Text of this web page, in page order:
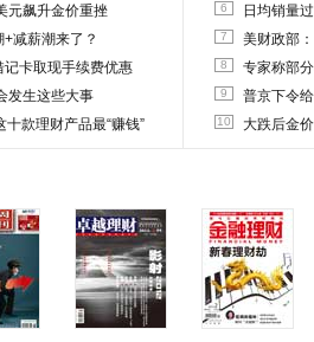
元飙升金价重挫
减薪潮来了？
卡取现手续费优惠
发生这些大事
款理财产品最“赚钱”
6 日均销量
7 美财政部
8 专家称部
9 普京下令
10 大跌后金